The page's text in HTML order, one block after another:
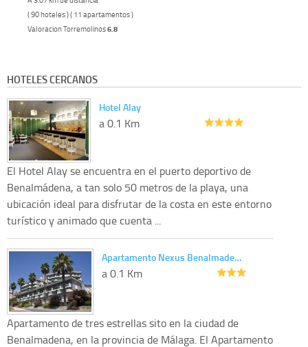
( 90 hoteles ) ( 11 apartamentos )
Valoracion Torremolinos6.8
HOTELES CERCANOS
Hotel Alay
a 0.1 Km
El Hotel Alay se encuentra en el puerto deportivo de
Benalmádena, a tan solo 50 metros de la playa, una
ubicación ideal para disfrutar de la costa en este entorno
turístico y animado que cuenta ...
Apartamento Nexus Benalmade…
a 0.1 Km
Apartamento de tres estrellas sito en la ciudad de
Benalmadena, en la provincia de Málaga. El Apartamento